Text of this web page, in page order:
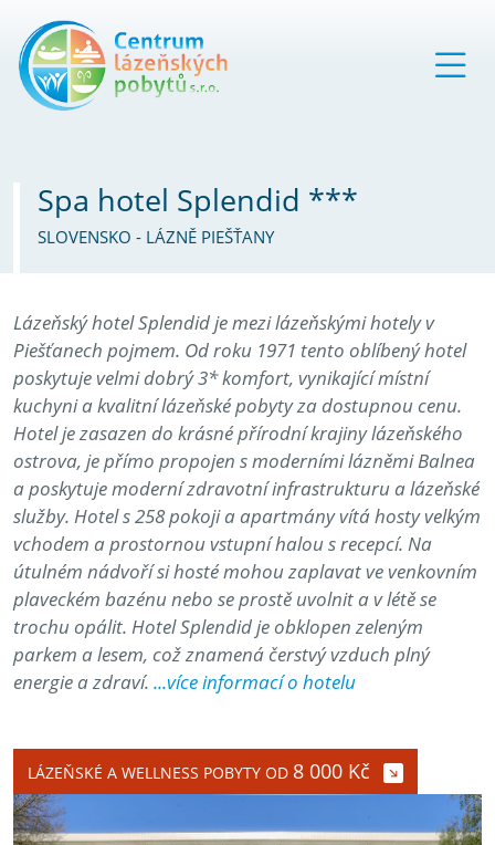
Spa hotel Splendid ***
SLOVENSKO - LÁZNĚ PIEŠŤANY
Lázeňský hotel Splendid je mezi lázeňskými hotely v
Piešťanech pojmem. Od roku 1971 tento oblíbený hotel
poskytuje velmi dobrý 3* komfort, vynikající místní
kuchyni a kvalitní lázeňské pobyty za dostupnou cenu.
Hotel je zasazen do krásné přírodní krajiny lázeňského
ostrova, je přímo propojen s moderními lázněmi Balnea
a poskytuje moderní zdravotní infrastrukturu a lázeňské
služby. Hotel s 258 pokoji a apartmány vítá hosty velkým
vchodem a prostornou vstupní halou s recepcí. Na
útulném nádvoří si hosté mohou zaplavat ve venkovním
plaveckém bazénu nebo se prostě uvolnit a v létě se
trochu opálit. Hotel Splendid je obklopen zeleným
parkem a lesem, což znamená čerstvý vzduch plný
energie a zdraví. ...více informací o hotelu
LÁZEŇSKÉ A WELLNESS POBYTY OD 8 000 Kč